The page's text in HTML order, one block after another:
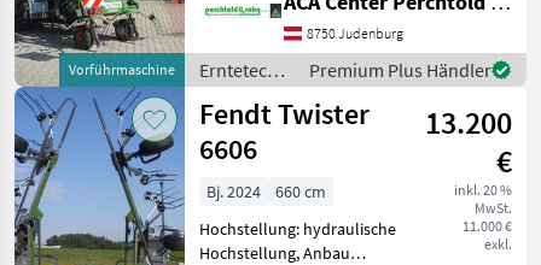
Vorführmaschine
Zinkenverlustsicherung,
Grenzstreueinrichtung,
Streuwinkelverstellung,
Schutzbügel Fendt Twister
1101
8750 Judenburg
Erntetechnik
Grünland /
Fendt
Premium Plus Händler
Fendt Twister
6606
13.200
€
inkl. 20 %
MwSt.
11.000 €
exkl.
Bj. 2024
660 cm
Hochstellung: hydraulische
Hochstellung, Anbau